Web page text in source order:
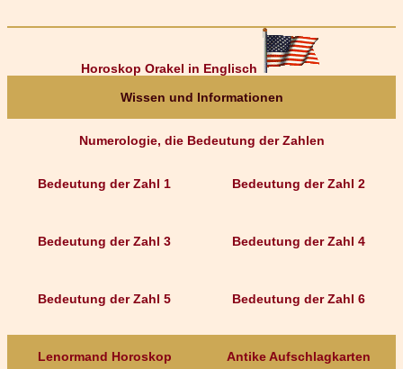
Horoskop Orakel in Englisch
Wissen und Informationen
Numerologie, die Bedeutung der Zahlen
Bedeutung der Zahl 1
Bedeutung der Zahl 3
Bedeutung der Zahl 5
Bedeutung der Zahl 2
Bedeutung der Zahl 4
Bedeutung der Zahl 6
Lenormand Horoskop Antike Aufschlagkarten